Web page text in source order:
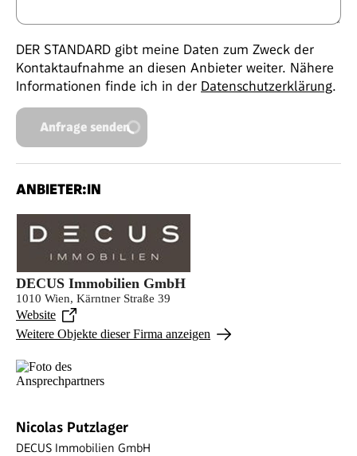
DER STANDARD gibt meine Daten zum Zweck der
Kontaktaufnahme an diesen Anbieter weiter. Nähere
Informationen finde ich in der Datenschutzerklärung.
Anfrage senden
ANBIETER:IN
DECUS Immobilien GmbH
1010 Wien, Kärntner Straße 39
Website
Weitere Objekte dieser Firma anzeigen
Nicolas Putzlager
DECUS Immobilien GmbH